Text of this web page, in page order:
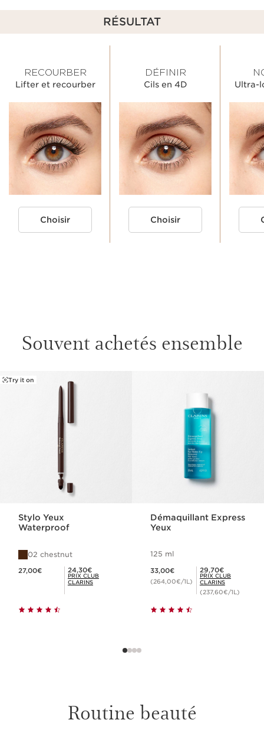
RÉSULTAT
RECOURBER
Lifter et recourber
Choisir
DÉFINIR
Cils en 4D
Choisir
Ultra-
BASE
ESSAYER UN AUTRE MASCARA
Souvent achetés ensemble
ALLER AU CONTENU
Try it on
Stylo Yeux
Waterproof
02 chestnut
27,00€ Prix Club Clarins 24,30€
24,30€
PRIX CLUB
CLARINS
Démaquillant Express
Yeux
125 ml
33,00€
(264,00€/1L)
Prix Club Clarins 29,70€
29,70€
PRIX CLUB
CLARINS
(237,60€/1L)
Routine beauté